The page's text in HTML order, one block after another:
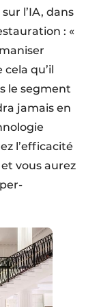
l’IA, dans
: «
cela qu’il
le segment
jamais en
l’efficacité
vous aurez